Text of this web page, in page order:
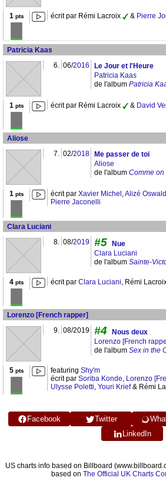
1 pts écrit par Rémi Lacroix & Pierre
Patricia Kaas
6. 06/2016
Le Jour et l'Heure
Patricia Kaas
de l'album Patricia
1 pts écrit par Rémi Lacroix & David
Aliose
7. 02/2018
Me passer de toi
Aliose
de l'album Comme on
1 pts écrit par Xavier Michel ,Alizé Oswald
Pierre Jaconelli
Clara Luciani
8. 08/2019 #5
Nue
Clara Luciani
de l'album Sainte-
4pts écrit par Clara Luciani, Rémi
Lorenzo [French rapper]
9. 08/2019 #4
Nous deux
Lorenzo [French
de l'album Sex in the
5pts featuring Shy'm
écrit par Soriba Konde, Lorenzo
Ulysse Poletti, Youri Krief& Rémi
Facebook Twitter
LinkedIn
US charts info based on Billboard
based on The Official UK Charts